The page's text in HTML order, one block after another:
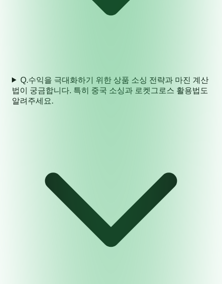
Q.수익을 극대화하기 위한 상품 소싱 전략과 마진 계산
법이 궁금합니다. 특히 중국 소싱과 로켓그로스 활용법도
알려주세요.